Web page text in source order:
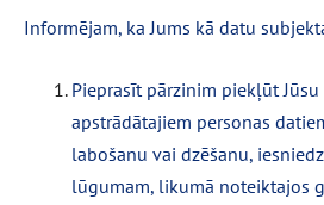
Informējam, ka Jums kā datu
Pieprasīt pārzinim piekļūt
apstrādātajiem personas
labošanu vai dzēšanu,
lūgumam, likumā noteiktajos